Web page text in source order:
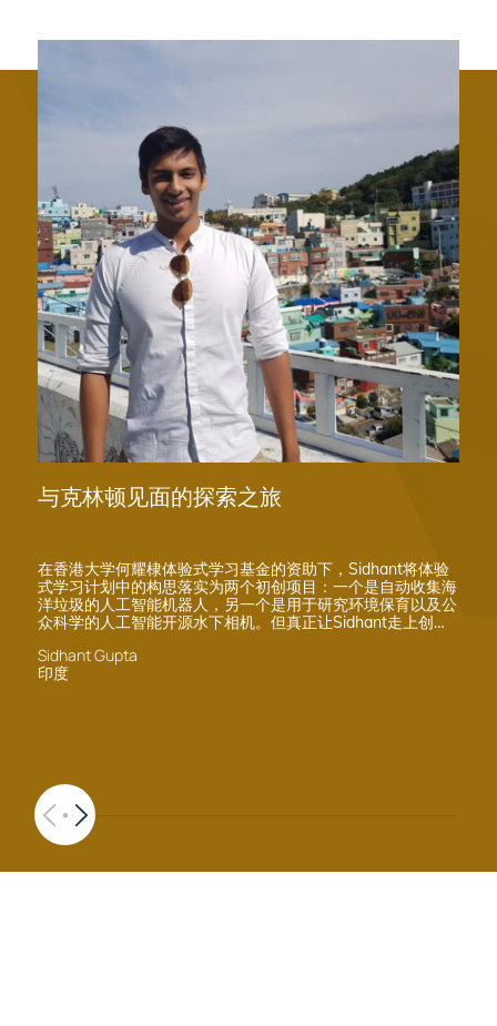
与克林顿见面的探索之旅
在香港大学何耀棣体验式学习基金的资助下，Sidhant将体验
式学习计划中的构思落实为两个初创项目：一个是自动收集海
洋垃圾的人工智能机器人，另一个是用于研究环境保育以及公
众科学的人工智能开源水下相机。但真正让Sidhant走上创业
参赛者中脱颖而出进入了前50名，获得了霍特奖的创业奖金，
还于伦敦决赛见到克林顿。虽然最终没有在比赛中胜出，但
Sidhant Gupta
印度